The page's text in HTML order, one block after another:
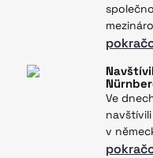
Ve
v